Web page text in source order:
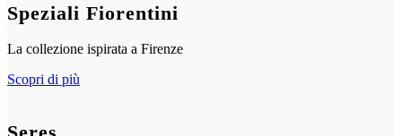
Speziali Fiorentini
La collezione ispirata a Firenze
Scopri di più